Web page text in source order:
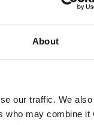
About
our traffic. We
who may combine it